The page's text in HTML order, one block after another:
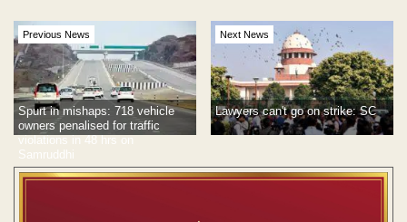
Previous News
Spurt in mishaps: 718 vehicle
owners penalised for traffic
violations in 48 hrs on
Samruddhi
Next News
Lawyers can't go on strike: SC